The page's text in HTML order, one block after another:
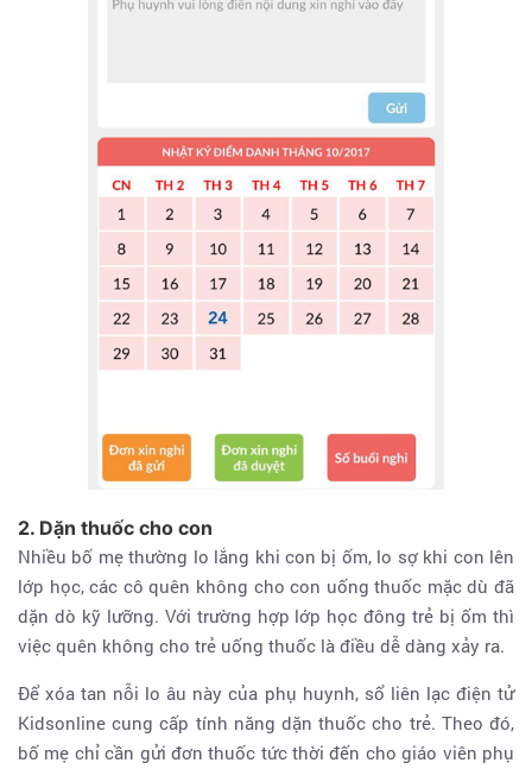
2. Dặn thuốc cho con
Nhiều bố mẹ thường lo lắng khi con bị ốm, lo sợ khi con lên
lớp học, các cô quên không cho con uống thuốc mặc dù đã
dặn dò kỹ lưỡng. Với trường hợp lớp học đông trẻ bị ốm thì
việc quên không cho trẻ uống thuốc là điều dễ dàng xảy ra.
Để xóa tan nỗi lo âu này của phụ huynh, sổ liên lạc điện tử
Kidsonline cung cấp tính năng dặn thuốc cho trẻ. Theo đó,
bố mẹ chỉ cần gửi đơn thuốc tức thời đến cho giáo viên phụ